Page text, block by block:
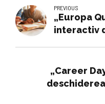
PREVIOUS
„Europa
interactiv
„Career